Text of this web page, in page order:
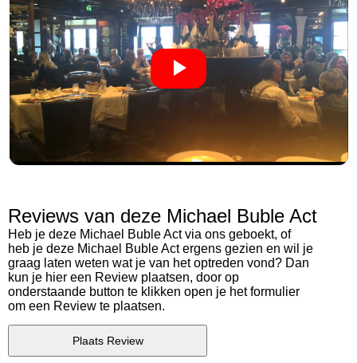
Reviews van deze Michael Buble Act
Heb je deze Michael Buble Act via ons geboekt, of
heb je deze Michael Buble Act ergens gezien en wil je
graag laten weten wat je van het optreden vond? Dan
kun je hier een Review plaatsen, door op
onderstaande button te klikken open je het formulier
om een Review te plaatsen.
Plaats Review